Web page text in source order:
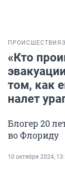
ПРОИСШЕСТВИЯ
«Кто
том, как
налет
Блогер 20
во Флориду
10 октября 2024,